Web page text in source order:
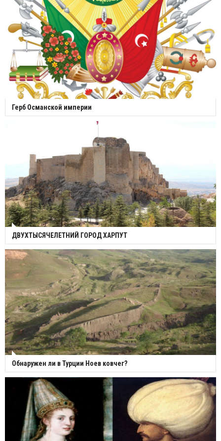
Герб Османской империи
ДВУХТЫСЯЧЕЛЕТНИЙ ГОРОД ХАРПУТ
Обнаружен ли в Турции Ноев ковчег?